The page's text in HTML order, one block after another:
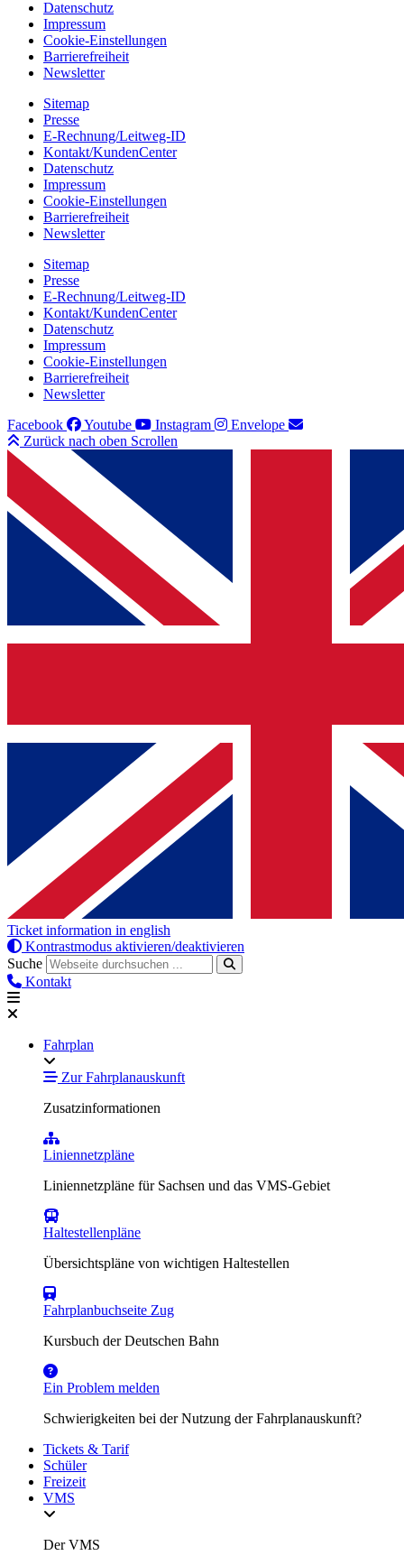
Datenschutz
Impressum
Cookie-Einstellungen
Barrierefreiheit
Newsletter
Sitemap
Presse
E-Rechnung/Leitweg-ID
Kontakt/KundenCenter
Datenschutz
Impressum
Cookie-Einstellungen
Barrierefreiheit
Newsletter
Sitemap
Presse
E-Rechnung/Leitweg-ID
Kontakt/KundenCenter
Datenschutz
Impressum
Cookie-Einstellungen
Barrierefreiheit
Newsletter
Facebook
Youtube Instagram
Envelope
Zurück nach oben Scrollen
Ticket information in english
Kontrastmodus aktivieren/deaktivieren
Suche
Kontakt
Fahrplan
Zur Fahrplanauskunft
Zusatzinformationen
Liniennetzpläne
Liniennetzpläne für Sachsen und das VMS-Gebiet
Haltestellenpläne
Übersichtspläne von wichtigen Haltestellen
Fahrplanbuchseite Zug
Kursbuch der Deutschen Bahn
Ein Problem melden
Schwierigkeiten bei der Nutzung der Fahrplanauskunft?
Tickets & Tarif
Schüler
Freizeit
VMS
Der VMS